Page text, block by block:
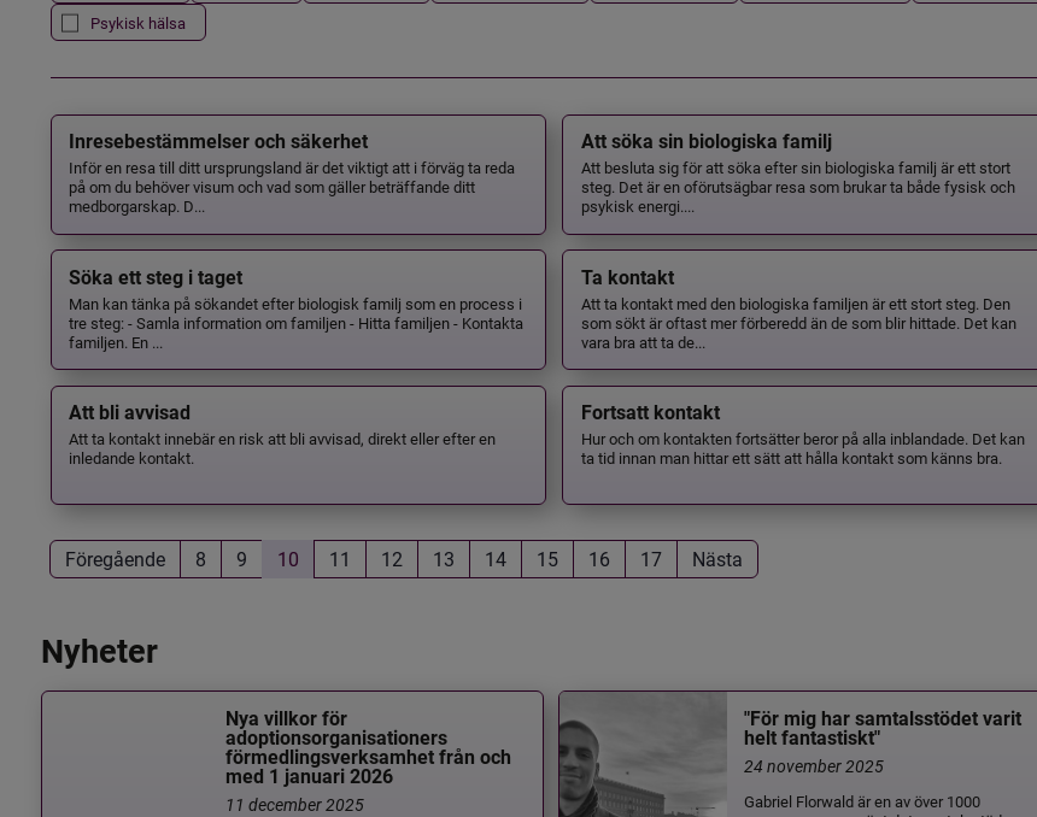
Psykisk hälsa
Inresebestämmelser och säkerhet
Inför en resa till ditt ursprungsland är det viktigt att i förväg ta reda
på om du behöver visum och vad som gäller beträffande ditt
medborgarskap. D...
Att söka sin biologiska familj
Att besluta sig för att söka efter sin biologiska familj är ett stort
steg. Det är en oförutsägbar resa som brukar ta både fysisk och
psykisk energi....
Söka ett steg i taget
Man kan tänka på sökandet efter biologisk familj som en process i
tre steg: - Samla information om familjen - Hitta familjen - Kontakta
familjen. En ...
Ta kontakt
Att ta kontakt med den biologiska familjen är ett stort steg. Den
som sökt är oftast mer förberedd än de som blir hittade. Det kan
vara bra att ta de...
Att bli avvisad
Att ta kontakt innebär en risk att bli avvisad, direkt eller efter en
inledande kontakt.
Fortsatt kontakt
Hur och om kontakten fortsätter beror på alla inblandade. Det kan
ta tid innan man hittar ett sätt att hålla kontakt som känns bra.
Föregående 8 9 10 11 12 13 14 15 16 17 Nästa
Nyheter
Nya villkor för
adoptionsorganisationers
förmedlingsverksamhet från och
med 1 januari 2026
11 december 2025
"För mig har samtalsstödet varit
helt fantastiskt"
24 november 2025
Gabriel Florwald är en av över 1000